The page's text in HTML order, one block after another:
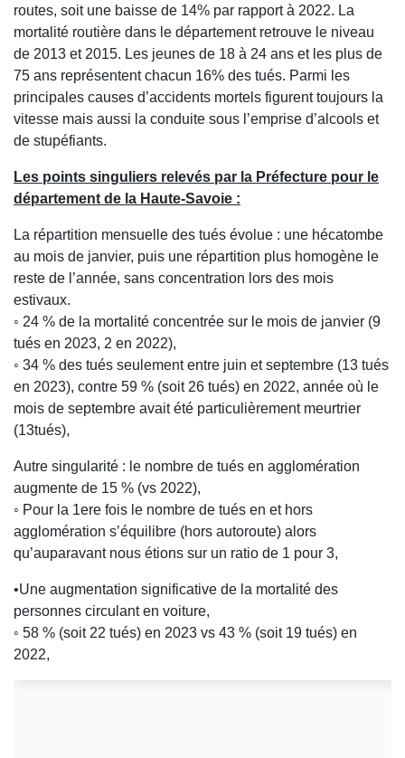
routes, soit une baisse de 14% par rapport à 2022. La
mortalité routière dans le département retrouve le niveau
de 2013 et 2015. Les jeunes de 18 à 24 ans et les plus de
75 ans représentent chacun 16% des tués. Parmi les
principales causes d’accidents mortels figurent toujours la
vitesse mais aussi la conduite sous l’emprise d’alcools et
de stupéfiants.
Les points singuliers relevés par la Préfecture pour le
département de la Haute-Savoie :
La répartition mensuelle des tués évolue : une hécatombe
au mois de janvier, puis une répartition plus homogène le
reste de l’année, sans concentration lors des mois
estivaux.
◦ 24 % de la mortalité concentrée sur le mois de janvier (9
tués en 2023, 2 en 2022),
◦ 34 % des tués seulement entre juin et septembre (13 tués
en 2023), contre 59 % (soit 26 tués) en 2022, année où le
mois de septembre avait été particulièrement meurtrier
(13tués),
Autre singularité : le nombre de tués en agglomération
augmente de 15 % (vs 2022),
◦ Pour la 1ere fois le nombre de tués en et hors
agglomération s’équilibre (hors autoroute) alors
qu’auparavant nous étions sur un ratio de 1 pour 3,
•Une augmentation significative de la mortalité des
personnes circulant en voiture,
◦ 58 % (soit 22 tués) en 2023 vs 43 % (soit 19 tués) en
2022,